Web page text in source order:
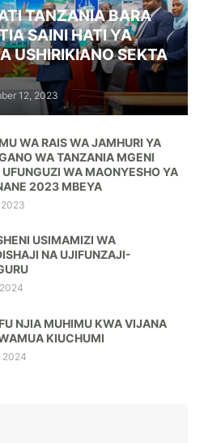
TANZANIA BARA
SAINI HATI YA
USHIRIKIANO SEKTA
12, 2023
WA RAIS WA JAMHURI YA
WA TANZANIA MGENI
UFUNGUZI WA MAONYESHO YA
2023 MBEYA
USIMAMIZI WA
NA UJIFUNZAJI-
NJIA MUHIMU KWA VIJANA
KIUCHUMI
2024